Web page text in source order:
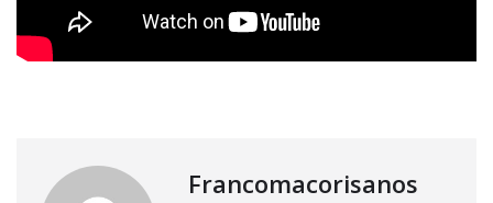
Francomacorisanos